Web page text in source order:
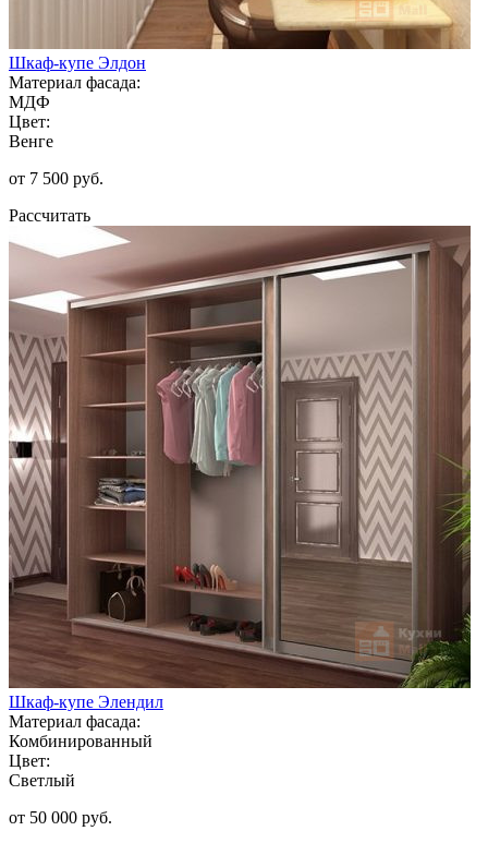
Шкаф-купе Элдон
Материал фасада:
МДФ
Цвет:
Венге
от 7 500 руб.
Рассчитать
Шкаф-купе Элендил
Материал фасада:
Комбинированный
Цвет:
Светлый
от 50 000 руб.